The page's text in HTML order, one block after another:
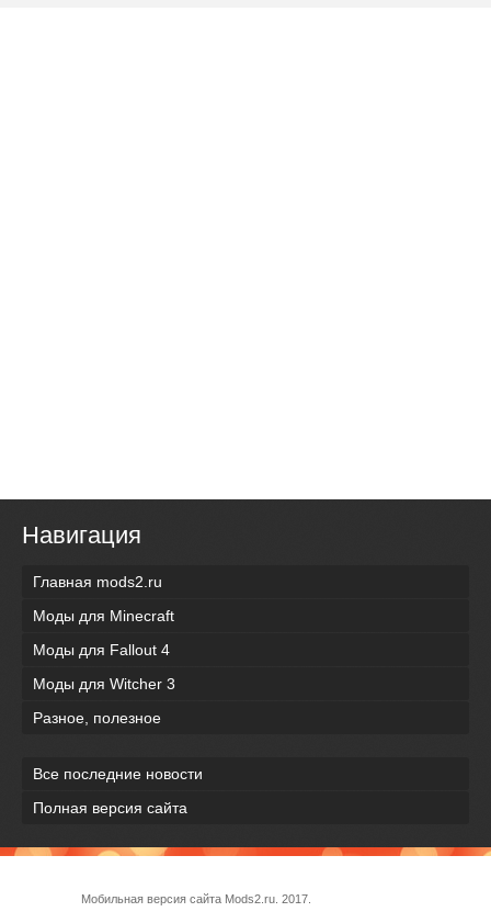
Навигация
Главная mods2.ru
Моды для Minecraft
Моды для Fallout 4
Моды для Witcher 3
Разное, полезное
Все последние новости
Полная версия сайта
Мобильная версия сайта Mods2.ru. 2017.